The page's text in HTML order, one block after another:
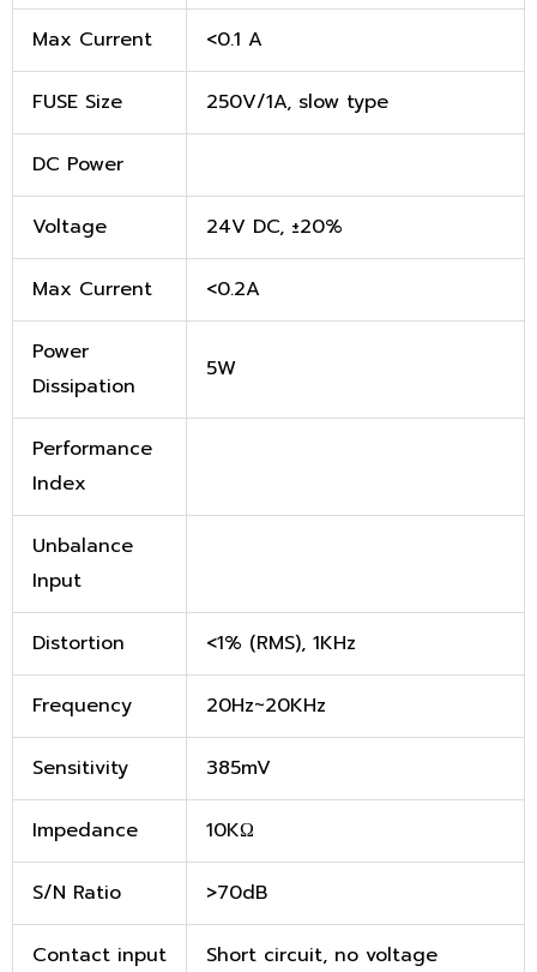
Max Current <0.1 A
FUSE Size 250V/1A, slow type
DC Power
Voltage 24V DC, ±20%
Max Current <0.2A
Power
Dissipation
5W
Performance
Index
Unbalance
Input
Distortion <1% (RMS), 1KHz
Frequency 20Hz~20KHz
Sensitivity 385mV
Impedance 10KΩ
S/N Ratio >70dB
Contact input Short circuit, no voltage